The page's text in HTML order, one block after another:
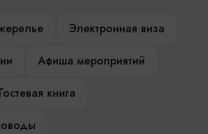
Электронная виза
Афиша мероприятий
Гостевая книга